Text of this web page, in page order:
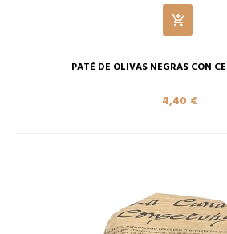
PATÉ DE OLIVAS NEGRAS CON
4,40 €